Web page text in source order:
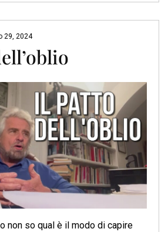
29, 2024
non so qual è il modo di capire